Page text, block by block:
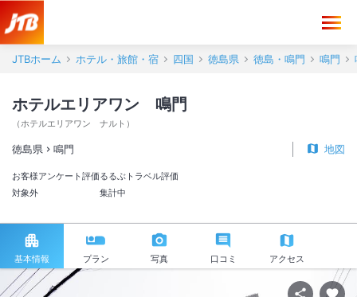
JTBホーム ホテル・旅館・宿 四国 徳島県 徳島・鳴門 鳴門
ホテルエリアワン 鳴門
（ホテルエリアワン ナルト ）
徳島県 鳴門 地図
お客様アンケート評価
対象外
るるぶトラベル評価
集計中
基本情報 プラン 写真 口コミ アクセス